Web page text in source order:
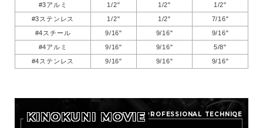
#3アルミ
1/2" 1/2"
1/2"
#3ステンレス
1/2" 1/2"
7/16"
#4スチール
9/16" 9/16"
9/16"
#4アルミ
9/16" 9/16"
5/8"
#4ステンレス
9/16" 9/16" 9/16"
PROFESSIONAL TECHNIQE
KINOKUNI MOVIE